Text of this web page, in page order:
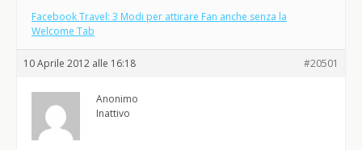
Facebook Travel: 3 Modi per attirare Fan anche senza la
Welcome Tab
10 Aprile 2012 alle 16:18 #20501
Anonimo
Inattivo